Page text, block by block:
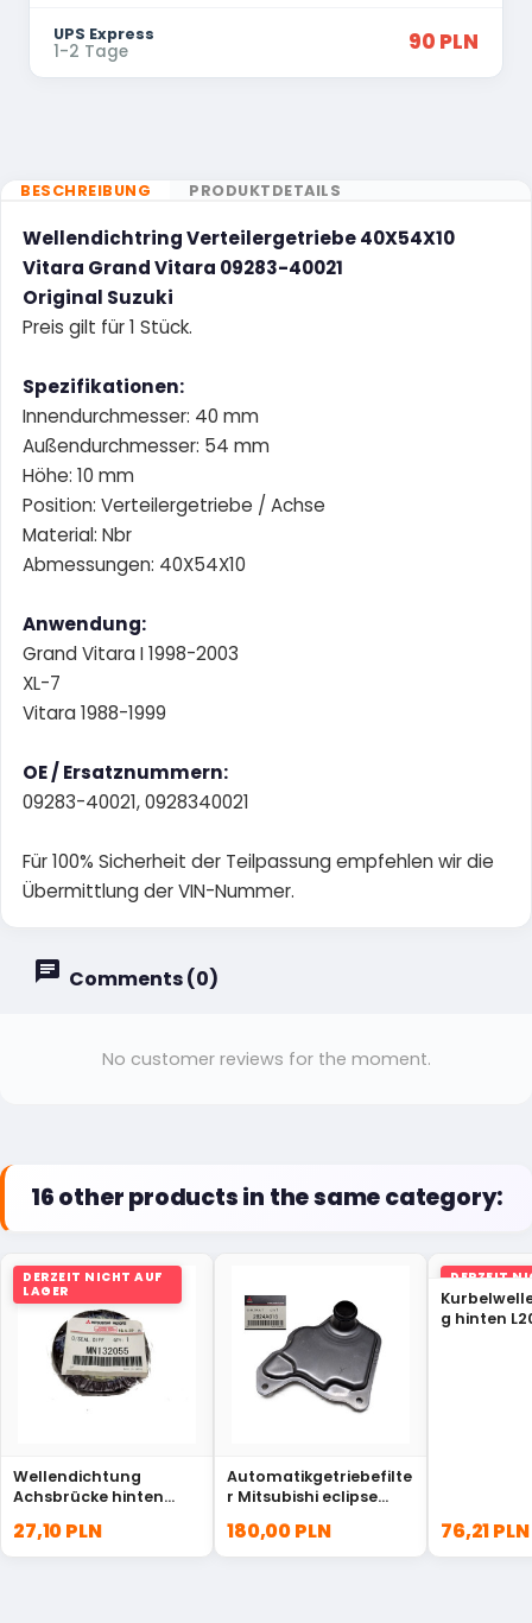
UPS Express
1-2 Tage 90 PLN
BESCHREIBUNG PRODUKTDETAILS
Wellendichtring Verteilergetriebe 40X54X10
Vitara Grand Vitara 09283-40021
Original Suzuki
Preis gilt für 1 Stück.
Spezifikationen:
Innendurchmesser: 40 mm
Außendurchmesser: 54 mm
Höhe: 10 mm
Position: Verteilergetriebe / Achse
Material: Nbr
Abmessungen: 40X54X10
Anwendung:
Grand Vitara I 1998-2003
XL-7
Vitara 1988-1999
OE / Ersatznummern:
09283-40021, 0928340021
Für 100% Sicherheit der Teilpassung empfehlen wir die
Übermittlung der VIN-Nummer.
Comments (0)
No customer reviews for the moment.
16 other products in the same category:
DERZEIT NICHT AUF
LAGER
Wellendichtung
Achsbrücke hinten
MN132055
27,10 PLN
Automatikgetriebefilte
r Mitsubishi eclipse
180,00 PLN
DERZEIT
LAGER
g hinten
76,21 PLN